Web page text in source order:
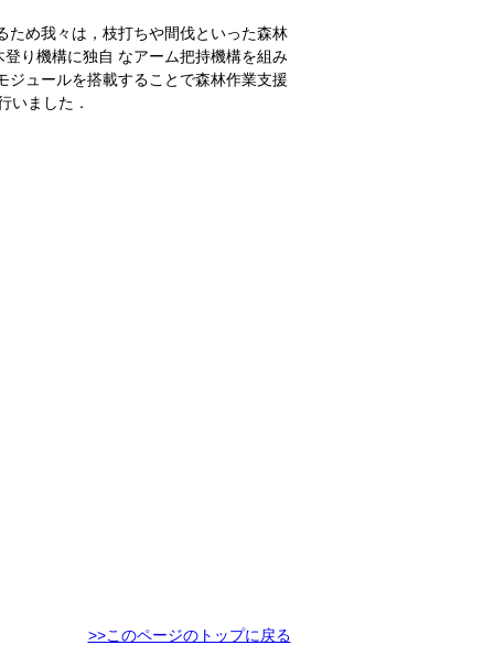
め我々は，枝打ちや間伐といった森林
り機構に独自 なアーム把持機構を組み
ュールを搭載することで森林作業支援
いました．
>>このページのトップに戻る